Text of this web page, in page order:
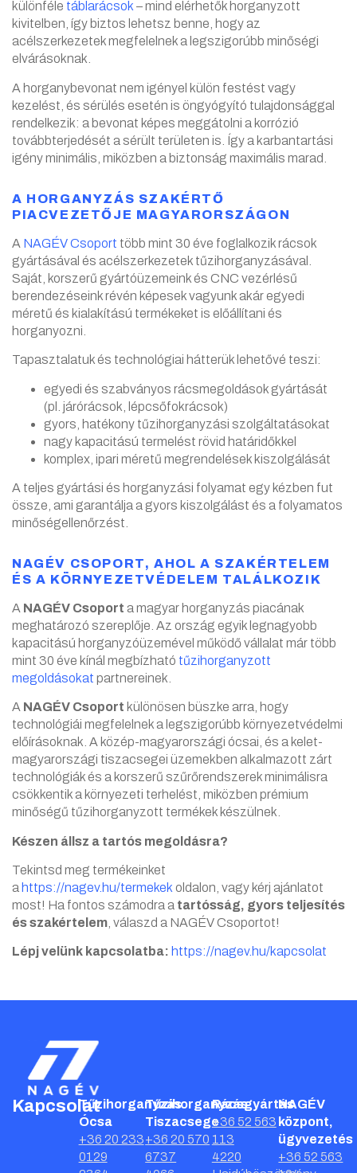
különféle táblarácsok – mind elérhetők horganyzott
kivitelben, így biztos lehetsz benne, hogy az
acélszerkezetek megfelelnek a legszigorúbb minőségi
elvárásoknak.
A horganybevonat nem igényel külön festést vagy
kezelést, és sérülés esetén is öngyógyító tulajdonsággal
rendelkezik: a bevonat képes meggátolni a korrózió
továbbterjedését a sérült területen is. Így a karbantartási
igény minimális, miközben a biztonság maximális marad.
A HORGANYZÁS SZAKÉRTŐ
PIACVEZETŐJE MAGYARORSZÁGON
A NAGÉV Csoport több mint 30 éve foglalkozik rácsok
gyártásával és acélszerkezetek tűzihorganyzásával.
Saját, korszerű gyártóüzemeink és CNC vezérlésű
berendezéseink révén képesek vagyunk akár egyedi
méretű és kialakítású termékeket is előállítani és
horganyozni.
Tapasztalatuk és technológiai hátterük lehetővé teszi:
egyedi és szabványos rácsmegoldások gyártását
(pl. járórácsok, lépcsőfokrácsok)
gyors, hatékony tűzihorganyzási szolgáltatásokat
nagy kapacitású termelést rövid határidőkkel
komplex, ipari méretű megrendelések kiszolgálását
A teljes gyártási és horganyzási folyamat egy kézben fut
össze, ami garantálja a gyors kiszolgálást és a folyamatos
minőségellenőrzést.
NAGÉV CSOPORT, AHOL A SZAKÉRTELEM
ÉS A KÖRNYEZETVÉDELEM TALÁLKOZIK
A NAGÉV Csoport a magyar horganyzás piacának
meghatározó szereplője. Az ország egyik legnagyobb
kapacitású horganyzóüzemével működő vállalat már több
mint 30 éve kínál megbízható tűzihorganyzott
megoldásokat partnereinek.
A NAGÉV Csoport különösen büszke arra, hogy
technológiái megfelelnek a legszigorúbb környezetvédelmi
előírásoknak. A közép-magyarországi ócsai, és a kelet-
magyarországi tiszacsegei üzemekben alkalmazott zárt
technológiák és a korszerű szűrőrendszerek minimálisra
csökkentik a környezeti terhelést, miközben prémium
minőségű tűzihorganyzott termékek készülnek.
Készen állsz a tartós megoldásra?
Tekintsd meg termékeinket
a https://nagev.hu/termekek oldalon, vagy kérj ajánlatot
most! Ha fontos számodra a tartósság, gyors teljesítés
és szakértelem , válaszd a NAGÉV Csoportot!
Lépj velünk kapcsolatba: https://nagev.hu/kapcsolat
KapcsolatTűzihorganyzás
Ócsa
+36 20 233
0129
Tűzihorganyzás
Tiszacsege
+36 20 570
6737
Rácsgyártás
+36 52 563
113
4220
NAGÉV
központ,
ügyvezetés
+36 52 563